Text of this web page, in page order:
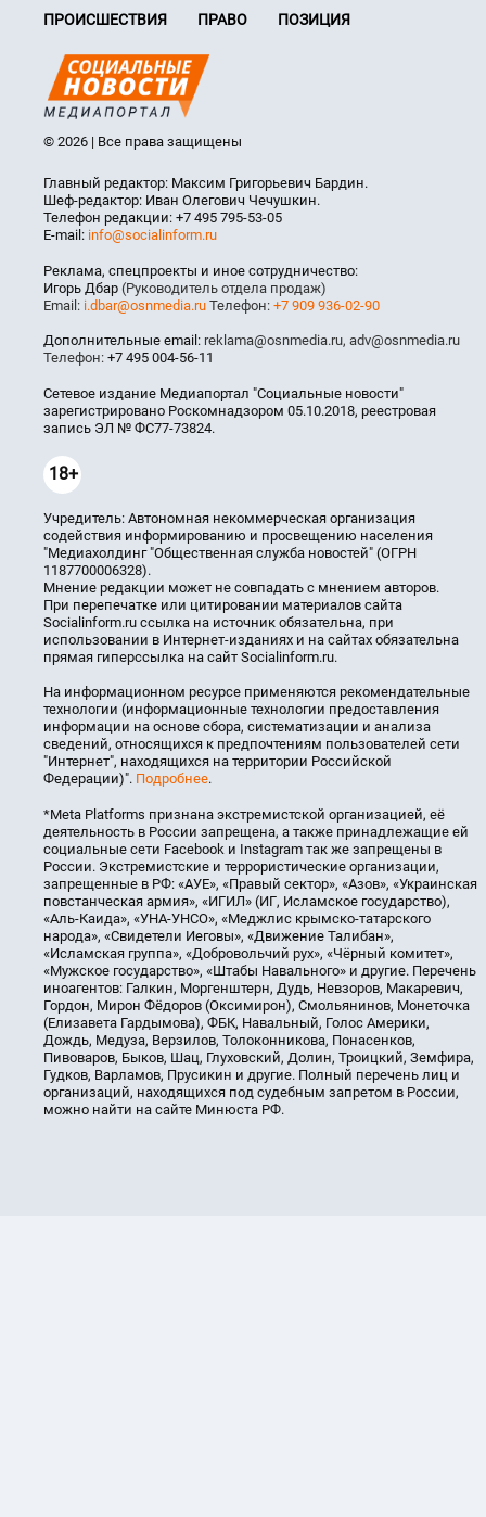
ПРОИСШЕСТВИЯ
ПРАВО ПОЗИЦИЯ
© 2026 | Все права защищены
Главный редактор: Максим Григорьевич Бардин.
Шеф-редактор: Иван Олегович Чечушкин.
Телефон редакции: +7 495 795-53-05
E-mail: info@socialinform.ru
Реклама, спецпроекты и иное сотрудничество:
Игорь Дбар (Руководитель отдела продаж)
Email: i.dbar@osnmedia.ru Телефон: +7 909 936-02-90
Дополнительные email: reklama@osnmedia.ru, adv@osnmedia.ru
Телефон: +7 495 004-56-11
Сетевое издание Медиапортал "Социальные новости"
зарегистрировано Роскомнадзором 05.10.2018, реестровая
запись ЭЛ № ФС77-73824.
18+
Учредитель: Автономная некоммерческая организация
содействия информированию и просвещению населения
"Медиахолдинг "Общественная служба новостей" (ОГРН
1187700006328).
Мнение редакции может не совпадать с мнением авторов.
При перепечатке или цитировании материалов сайта
Socialinform.ru ссылка на источник обязательна, при
использовании в Интернет-изданиях и на сайтах обязательна
прямая гиперссылка на сайт Socialinform.ru.
На информационном ресурсе применяются рекомендательные
технологии (информационные технологии предоставления
информации на основе сбора, систематизации и анализа
сведений, относящихся к предпочтениям пользователей сети
"Интернет", находящихся на территории Российской
Федерации)". Подробнее.
*Meta Platforms признана экстремистской организацией, её
деятельность в России запрещена, а также принадлежащие ей
социальные сети Facebook и Instagram так же запрещены в
России. Экстремистские и террористические организации,
запрещенные в РФ: «АУЕ», «Правый сектор», «Азов», «Украинская
повстанческая армия», «ИГИЛ» (ИГ, Исламское государство),
«Аль-Каида», «УНА-УНСО», «Меджлис крымско-татарского
народа», «Свидетели Иеговы», «Движение Талибан»,
«Исламская группа», «Добровольчий рух», «Чёрный комитет»,
«Мужское государство», «Штабы Навального» и другие. Перечень
иноагентов: Галкин, Моргенштерн, Дудь, Невзоров, Макаревич,
Гордон, Мирон Фёдоров (Оксимирон), Смольянинов, Монеточка
(Елизавета Гардымова), ФБК, Навальный, Голос Америки,
Дождь, Медуза, Верзилов, Толоконникова, Понасенков,
Пивоваров, Быков, Шац, Глуховский, Долин, Троицкий, Земфира,
Гудков, Варламов, Прусикин и другие. Полный перечень лиц и
организаций, находящихся под судебным запретом в России,
можно найти на сайте Минюста РФ.